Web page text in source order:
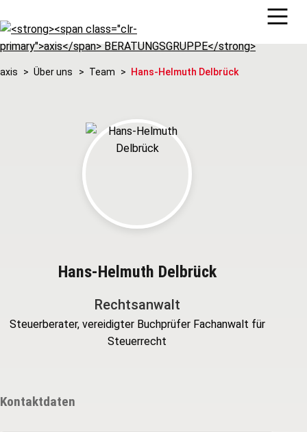
axis Über uns Team Hans-Helmuth Delbrück
Hans-Helmuth Delbrück
Rechtsanwalt
Steuerberater, vereidigter Buchprüfer Fachanwalt für
Steuerrecht
Kontaktdaten